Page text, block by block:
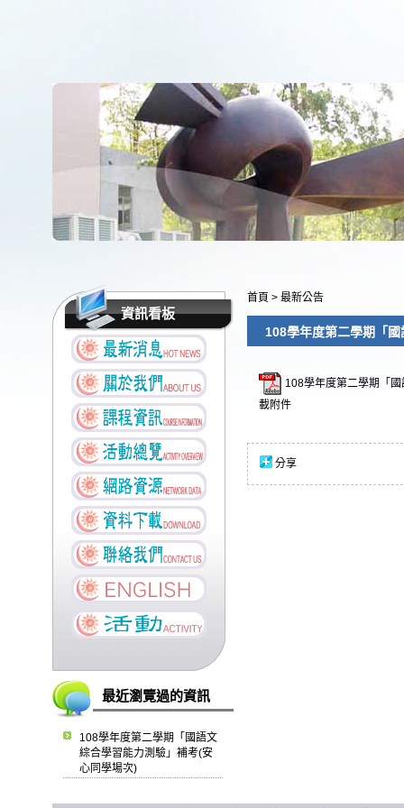
資訊看板
最近瀏覽過的資訊
108學年度第二學期「國語文
綜合學習能力測驗」補考(安
心同學場次)
首頁 > 最新公告
108學年度第二學期「
108學年度第二學期「
載附件
分享